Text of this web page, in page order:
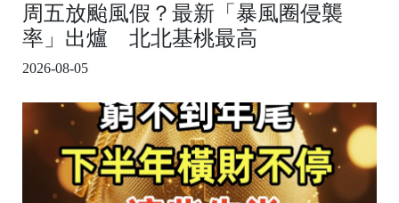
周五放颱風假？最新「暴風圈侵襲
率」出爐 北北基桃最高
2026-08-05